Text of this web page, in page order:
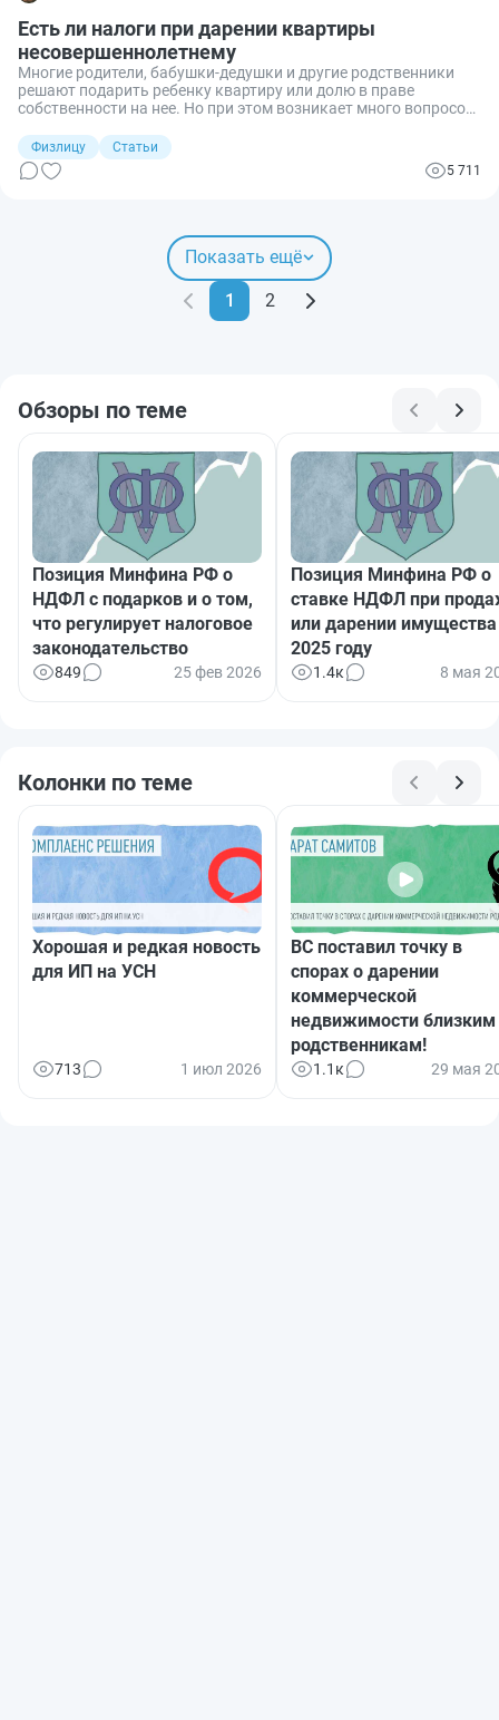
Есть ли налоги при дарении квартиры
несовершеннолетнему
Многие родители, бабушки-дедушки и другие родственники
решают подарить ребенку квартиру или долю в праве
собственности на нее. Но при этом возникает много вопросов,
консультировании клиентов. Разберемся с одними из
наиболее часто встречающихся вопросов: есть ли налоги при
дарении квартиры несовершеннолетнему и кто их должен
Физлицу
Статьи
5 711
Показать ещё
1 2
Обзоры по теме
Позиция Минфина РФ о
НДФЛ с подарков и о том,
что регулирует налоговое
законодательство
849 25 фев 2026
Позиция Минфина РФ о
ставке НДФЛ при
или дарении
2025 году
1.4к 8 мая
Колонки по теме
Хорошая и редкая новость
для ИП на УСН
713 1 июл 2026
ВС поставил точку в
спорах о дарении
коммерческой
недвижимости близким
родственникам!
1.1к 29 мая